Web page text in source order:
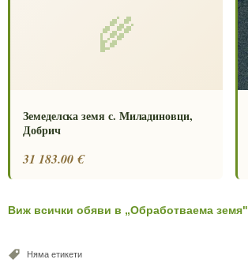
🌾
Земеделска земя с. Миладиновци,
Добрич
31 183.00 €
Виж всички обяви в „Обработваема земя"
Няма етикети